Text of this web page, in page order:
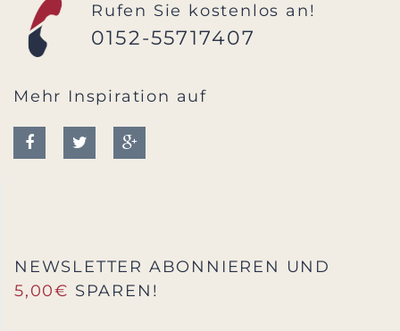
Rufen Sie kostenlos an!
0152-55717407
Mehr Inspiration auf
NEWSLETTER ABONNIEREN UND
5,00€ SPAREN!